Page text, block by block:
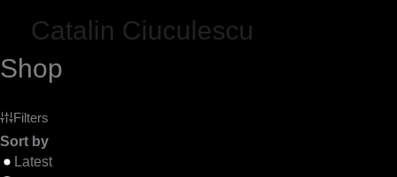
Catalin Ciuculescu
Shop
Filters
Sort by
Latest